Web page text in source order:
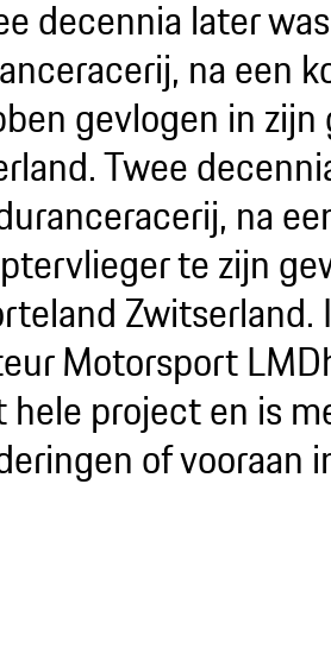
decennia later
na een
gevlogen in
Twee
na
te zijn
Motorsport
hele project en is
of vooraan